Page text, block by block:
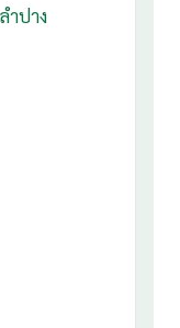
ำปาง